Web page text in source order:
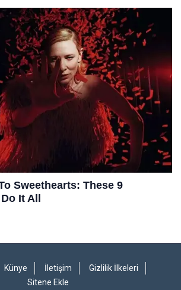
Künye İletişim
Gizlilik İlkeleri
Sitene Ekle